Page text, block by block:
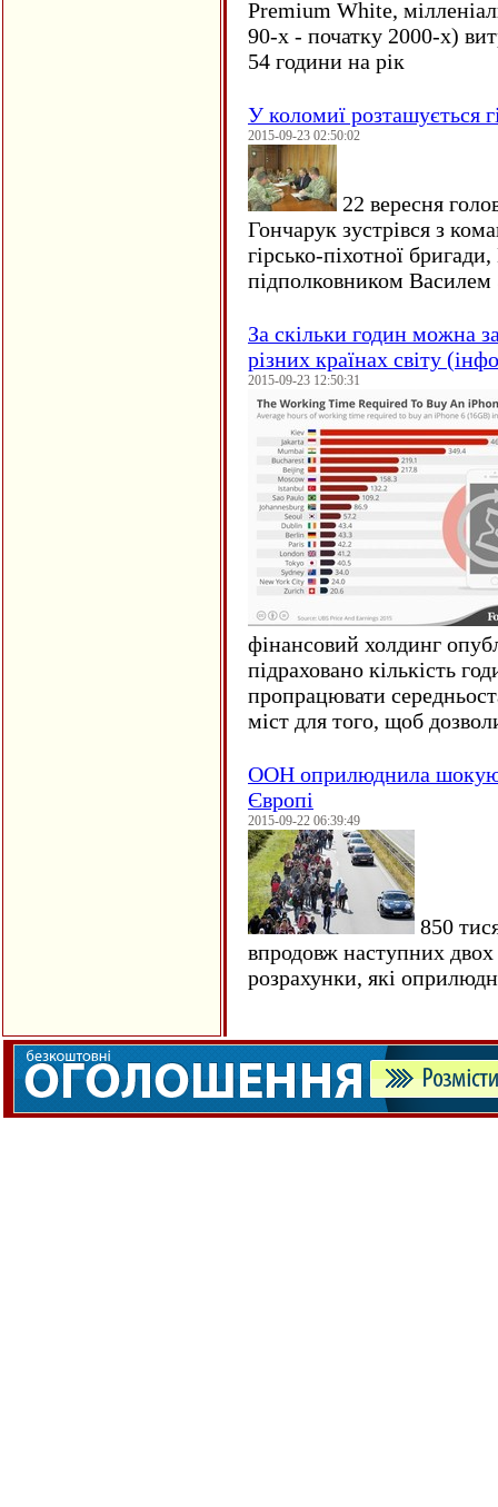
Premium White,
90-х - початку 2000-х)
54 години на рік
У коломиї розташується
2015-09-23 02:50:02
22 вересня
Гончарук зустрівся з
гірсько-піхотної
підполковником
За скільки годин можна
різних країнах світу
2015-09-23 12:50:31
фінансовий холдинг
підраховано кількість
пропрацювати
міст для того, щоб
ООН оприлюднила
Європі
2015-09-22 06:39:49
850
впродовж наступних
розрахунки, які